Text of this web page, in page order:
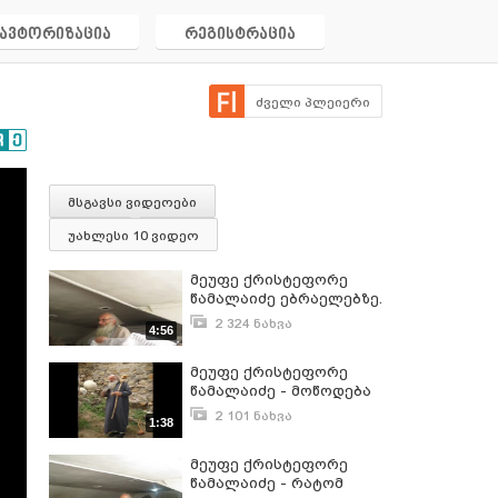
ავტორიზაცია რეგისტრაცია
ძველი პლეიერი
მსგავსი ვიდეოები
უახლესი 10 ვიდეო
4:56
მეუფე ქრისტეფორე
წამალაიძე ებრაელებზე.
2 324 ნახვა
1:38
მეუფე ქრისტეფორე
წამალაიძე - მოწოდება
ერთობისაკენ
2 101 ნახვა
მეუფე ქრისტეფორე
წამალაიძე - რატომ